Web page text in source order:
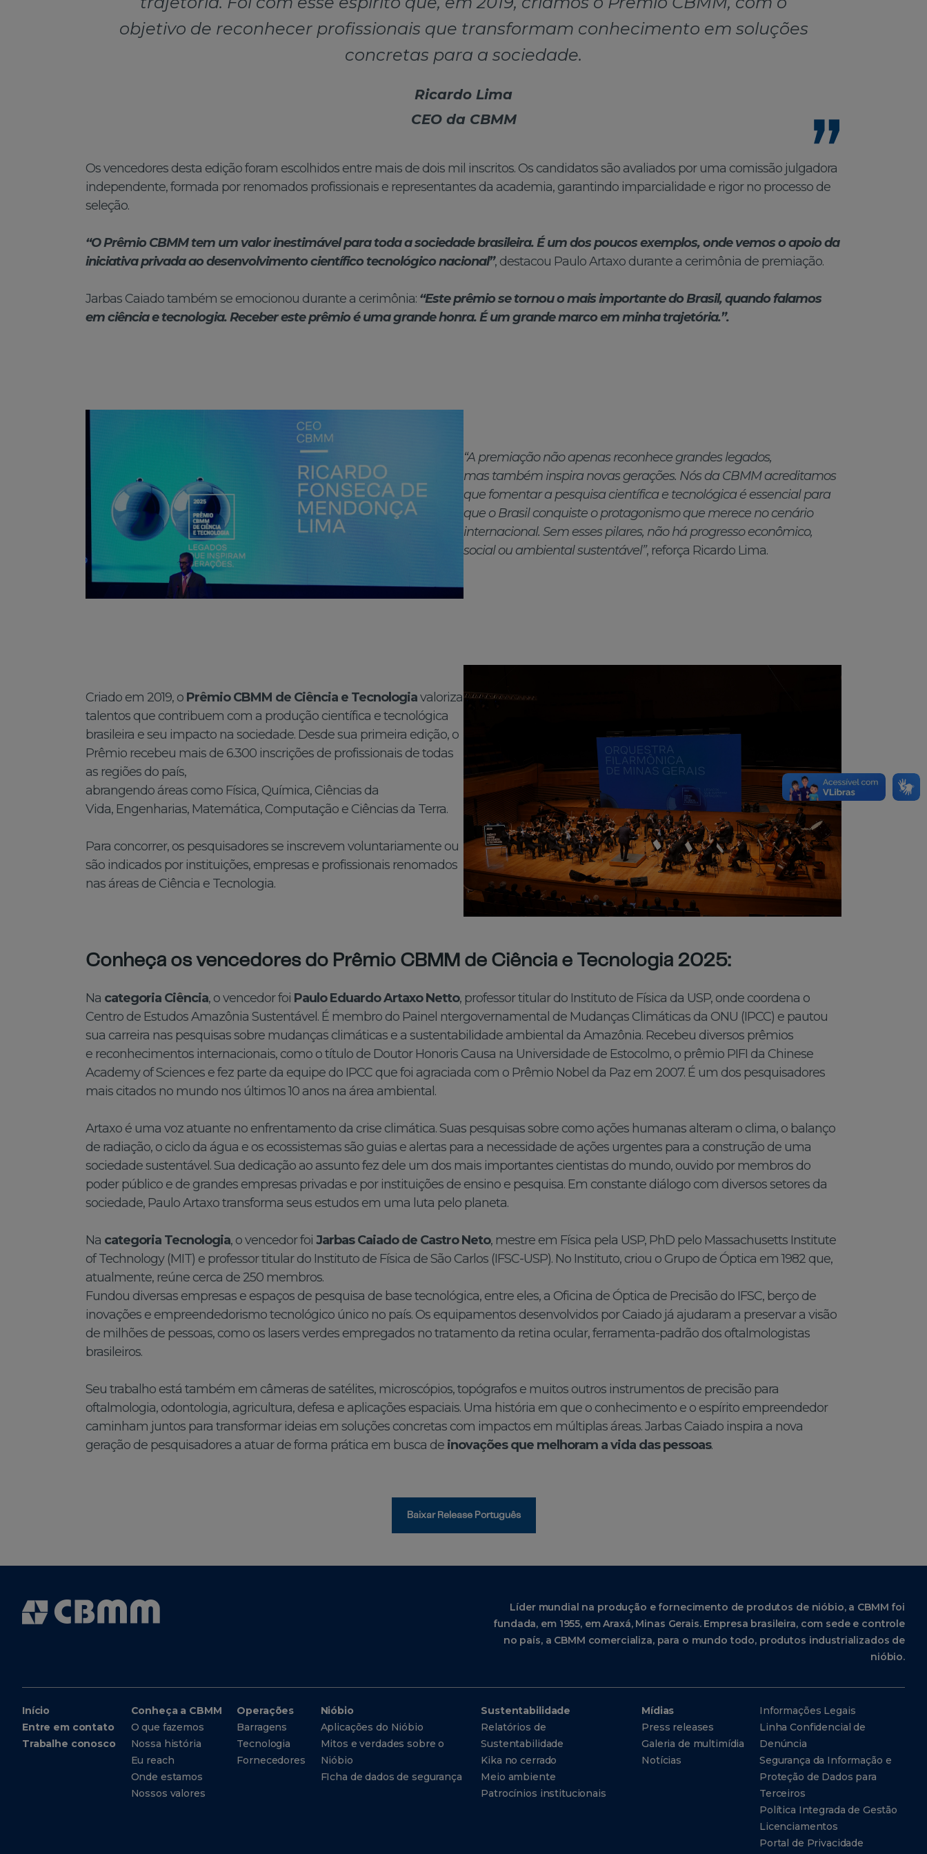
objetivo de reconhecer profissionais que transformam conhecimento em soluções
concretas para a sociedade.
Ricardo Lima
CEO da CBMM
Os vencedores desta edição foram escolhidos entre mais de dois mil inscritos. Os candidatos são avaliados por uma comissão julgadora
independente, formada por renomados profissionais e representantes da academia, garantindo imparcialidade e rigor no processo de
seleção.
“O Prêmio CBMM tem um valor inestimável para toda a sociedade brasileira. É um dos poucos exemplos, onde vemos o apoio da
iniciativa privada ao desenvolvimento científico tecnológico nacional”, destacou Paulo Artaxo durante a cerimônia de premiação.
Jarbas Caiado também se emocionou durante a cerimônia: “Este prêmio se tornou o mais importante do Brasil, quando falamos
em ciência e tecnologia. Receber este prêmio é uma grande honra. É um grande marco em minha trajetória.”.
“A premiação não apenas reconhece grandes legados,
mas também inspira novas gerações. Nós da CBMM acreditamos
que fomentar a pesquisa científica e tecnológica é essencial para
que o Brasil conquiste o protagonismo que merece no cenário
internacional. Sem esses pilares, não há progresso econômico,
social ou ambiental sustentável”, reforça Ricardo Lima.
Criado em 2019, o Prêmio CBMM de Ciência e Tecnologiavaloriza
talentos que contribuem com a produção científica e tecnológica
brasileira e seu impacto na sociedade. Desde sua primeira edição, o
Prêmio recebeu mais de 6.300 inscrições de profissionais de todas
as regiões do país,
abrangendo áreas como Física, Química, Ciências da
Vida, Engenharias, Matemática, Computação e Ciências da Terra.
Para concorrer, os pesquisadores se inscrevem voluntariamente ou
são indicados por instituições, empresas e profissionais renomados
nas áreas de Ciência e Tecnologia.
Conheça os vencedores do Prêmio CBMM de Ciência e Tecnologia 2025:
Na categoria Ciência, o vencedor foi Paulo Eduardo Artaxo Netto, professor titular do Instituto de Física da USP, onde coordena o
Centro de Estudos Amazônia Sustentável. É membro do Painel ntergovernamental de Mudanças Climáticas da ONU (IPCC) e pautou
sua carreira nas pesquisas sobre mudanças climáticas e a sustentabilidade ambiental da Amazônia. Recebeu diversos prêmios
e reconhecimentos internacionais, como o título de Doutor Honoris Causa na Universidade de Estocolmo, o prêmio PIFI da Chinese
Academy of Sciences e fez parte da equipe do IPCC que foi agraciada com o Prêmio Nobel da Paz em 2007. É um dos pesquisadores
mais citados no mundo nos últimos 10 anos na área ambiental.
Artaxo é uma voz atuante no enfrentamento da crise climática. Suas pesquisas sobre como ações humanas alteram o clima, o balanço
de radiação, o ciclo da água e os ecossistemas são guias e alertas para a necessidade de ações urgentes para a construção de uma
sociedade sustentável. Sua dedicação ao assunto fez dele um dos mais importantes cientistas do mundo, ouvido por membros do
poder público e de grandes empresas privadas e por instituições de ensino e pesquisa. Em constante diálogo com diversos setores da
sociedade, Paulo Artaxo transforma seus estudos em uma luta pelo planeta.
Na categoria Tecnologia, o vencedor foi Jarbas Caiado de Castro Neto, mestre em Física pela USP, PhD pelo Massachusetts Institute
of Technology (MIT) e professor titular do Instituto de Física de São Carlos (IFSC-USP). No Instituto, criou o Grupo de Óptica em 1982 que,
atualmente, reúne cerca de 250 membros.
Fundou diversas empresas e espaços de pesquisa de base tecnológica, entre eles, a Oficina de Óptica de Precisão do IFSC, berço de
inovações e empreendedorismo tecnológico único no país. Os equipamentos desenvolvidos por Caiado já ajudaram a preservar a visão
de milhões de pessoas, como os lasers verdes empregados no tratamento da retina ocular, ferramenta-padrão dos oftalmologistas
brasileiros.
Seu trabalho está também em câmeras de satélites, microscópios, topógrafos e muitos outros instrumentos de precisão para
oftalmologia, odontologia, agricultura, defesa e aplicações espaciais. Uma história em que o conhecimento e o espírito empreendedor
caminham juntos para transformar ideias em soluções concretas com impactos em múltiplas áreas. Jarbas Caiado inspira a nova
geração de pesquisadores a atuar de forma prática em busca de inovações que melhoram a vida das pessoas.
Baixar Release Português
Líder mundial na produção e fornecimento de produtos de nióbio, a CBMM foi
fundada, em 1955, em Araxá, Minas Gerais. Empresa brasileira, com sede e controle
no país, a CBMM comercializa, para o mundo todo, produtos industrializados de
nióbio.
Início
Entre em contato
Trabalhe conosco
Conheça a CBMM
O que fazemos
Nossa história
Eu reach
Onde estamos
Nossos valores
Operações
Barragens
Tecnologia
Fornecedores
Nióbio
Aplicações do Nióbio
Mitos e verdades sobre o
Nióbio
FIcha de dados de segurança
Sustentabilidade
Relatórios de
Sustentabilidade
Kika no cerrado
Meio ambiente
Patrocínios institucionais
Mídias
Press releases
Galeria de multimídia
Notícias
Informações Legais
Linha Confidencial de
Denúncia
Segurança da Informação e
Proteção de Dados para
Terceiros
Política Integrada de Gestão
Licenciamentos
Portal de Privacidade